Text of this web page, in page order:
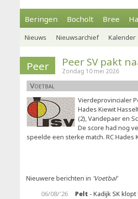
Beringen Bocholt Bree
Nieuws Nieuwsarchief Kalender
Peer Peer SV pakt
Zondag 10 mei 2026
Voetbal
Vierdeprovincialer
Hades Kiewit
(2), Vandepaer en
De score had nog
speelde een sterke match. RC
Nieuwere berichten in 'Voetbal'
06/08/'26
Pelt - Kadijk SK